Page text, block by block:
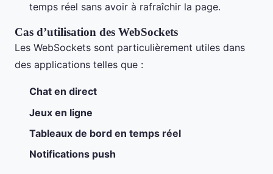
temps réel sans avoir à rafraîchir la page.
Cas d’utilisation des WebSockets
Les WebSockets sont particulièrement utiles dans
des applications telles que :
Chat en direct
Jeux en ligne
Tableaux de bord en temps réel
Notifications push